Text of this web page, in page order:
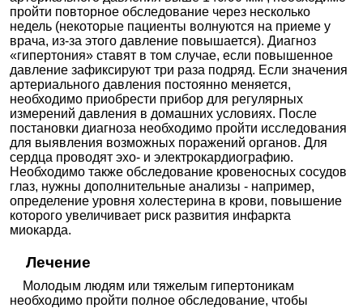
Амлодипин
+
Телмисарта
н
Верапамил
+
Трандолапр
ил
Тарка
Периндопр
ил +
Амлодипин
Престанс
Рамиприл +
Фелодипин
Вазоди
латато
ры
Винкамин
Гидралазин
Миноксиди
л
Гиполи
пидем
средст
ва в
ациях
Валсартан
Розувастат
ин
Диурет
пройти повторное обследование через несколько
недель (некоторые пациенты волнуются на приеме у
врача, из-за этого давление повышается). Диагноз
«гипертония» ставят в том случае, если повышенное
давление зафиксируют три раза подряд. Если значения
артериального давления постоянно меняется,
необходимо приобрести прибор для регулярных
измерений давления в домашних условиях. После
постановки диагноза необходимо пройти исследования
для выявления возможных поражений органов. Для
сердца проводят эхо- и электрокардиографию.
Необходимо также обследование кровеносных сосудов
глаз, нужны дополнительные анализы - например,
определение уровня холестерина в крови, повышение
которого увеличивает риск развития инфаркта
миокарда.
Лечение
Молодым людям или тяжелым гипертоникам
необходимо пройти полное обследование, чтобы